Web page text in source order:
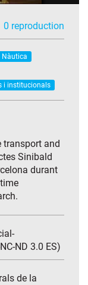
0 reproduction
Nàutica
i institucionals
transport and
Sinibald
durant
ND 3.0 ES)
de la